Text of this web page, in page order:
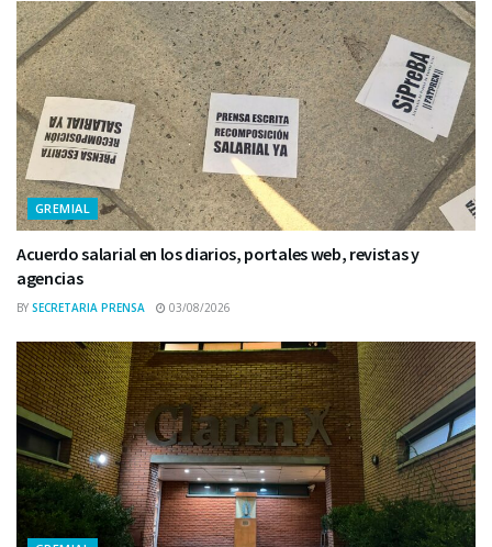
GREMIAL
Acuerdo salarial en los diarios, portales web, revistas y
agencias
BY SECRETARIA PRENSA 03/08/2026